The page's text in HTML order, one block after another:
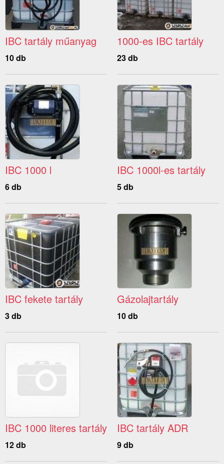
IBC tartály műanyag
10 db
1000-es IBC tartály
23 db
IBC 1000 l
6 db
IBC 1000l-es tartály
5 db
IBC fekete tartály
3 db
Gázolajtartály
10 db
IBC 1000 literes tartály
12 db
IBC tartály ADR
9 db